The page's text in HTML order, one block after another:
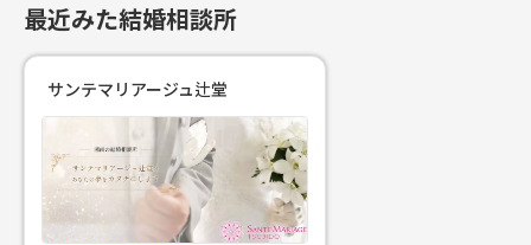
最近みた結婚相談所
サンテマリアージュ辻堂